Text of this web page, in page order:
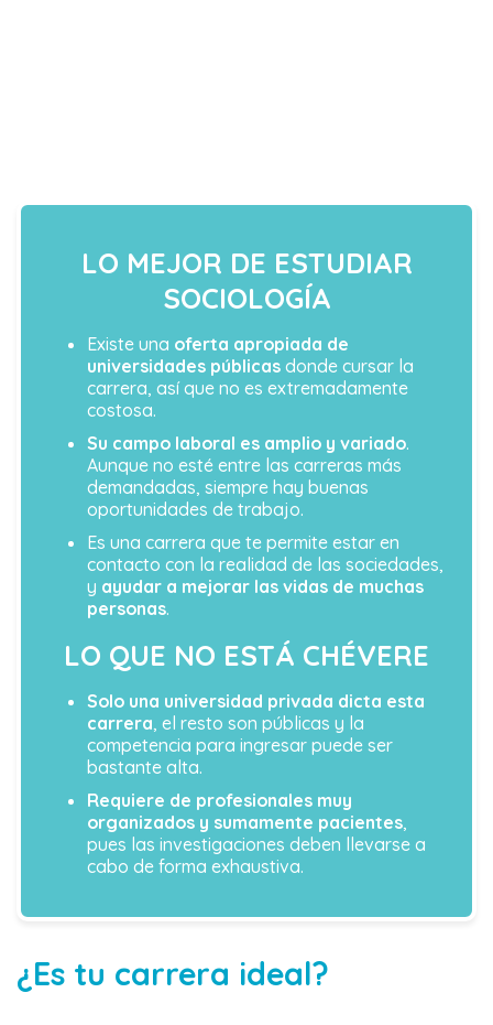
LO MEJOR DE ESTUDIAR
SOCIOLOGÍA
Existe una oferta apropiada de
universidades públicas donde cursar la
carrera, así que no es extremadamente
costosa.
Su campo laboral es amplio y variado.
Aunque no esté entre las carreras más
demandadas, siempre hay buenas
oportunidades de trabajo.
Es una carrera que te permite estar en
contacto con la realidad de las sociedades,
y ayudar a mejorar las vidas de muchas
personas.
LO QUE NO ESTÁ CHÉVERE
Solo una universidad privada dicta esta
carrera, el resto son públicas y la
competencia para ingresar puede ser
bastante alta.
Requiere de profesionales muy
organizados y sumamente pacientes,
pues las investigaciones deben llevarse a
cabo de forma exhaustiva.
¿Es tu carrera ideal?